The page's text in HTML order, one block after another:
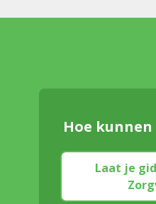
Hoe
Laat je